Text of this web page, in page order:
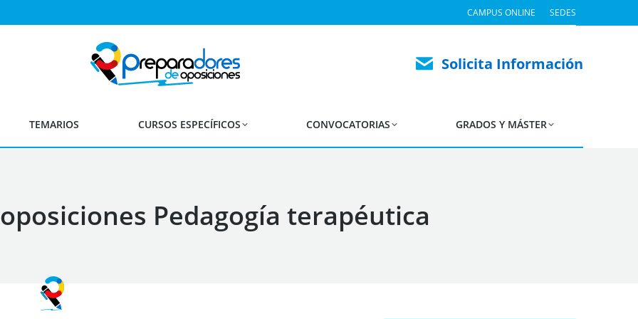
CAMPUS ONLINE SEDES
Solicita Información
TEMARIOS CURSOS ESPECÍFICOS CONVOCATORIAS GRADOS Y MÁSTER
Pedagogía terapéutica